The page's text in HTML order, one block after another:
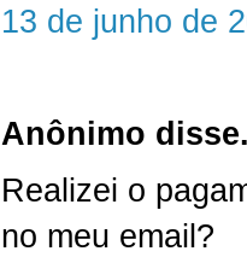
13 de junho de
Anônimo
Realizei o
no meu email?